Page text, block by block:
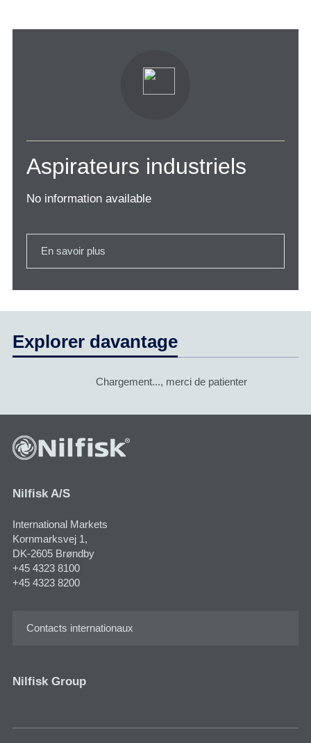
Aspirateurs industriels
No information available
En savoir plus
Explorer davantage
Chargement..., merci de patienter
Nilfisk A/S
International Markets
Kornmarksvej 1​,
DK-2605 Brøndby
+45 4323 8100
+45 4323 8200
Contacts internationaux
Nilfisk Group